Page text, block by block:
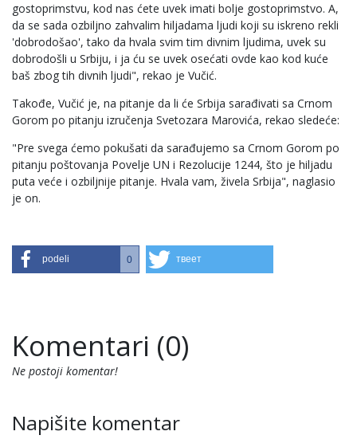
gostoprimstvu, kod nas ćete uvek imati bolje gostoprimstvo. A,
da se sada ozbiljno zahvalim hiljadama ljudi koji su iskreno rekli
'dobrodošao', tako da hvala svim tim divnim ljudima, uvek su
dobrodošli u Srbiju, i ja ću se uvek osećati ovde kao kod kuće
baš zbog tih divnih ljudi", rekao je Vučić.
Takođe, Vučić je, na pitanje da li će Srbija sarađivati sa Crnom
Gorom po pitanju izručenja Svetozara Marovića, rekao sledeće:
"Pre svega ćemo pokušati da sarađujemo sa Crnom Gorom po
pitanju poštovanja Povelje UN i Rezolucije 1244, što je hiljadu
puta veće i ozbiljnije pitanje. Hvala vam, živela Srbija", naglasio
je on.
podeli 0 твеет
Komentari (0)
Ne postoji komentar!
Napišite komentar